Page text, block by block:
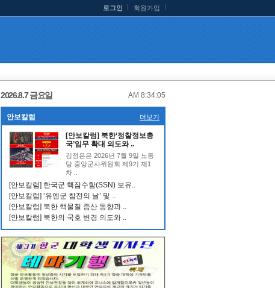
로그인 회원가입
2026.8.7 금요일 AM 8:34:06
안보칼럼 더보기
[안보칼럼] 북한‘정찰정보총
국’임무 확대 의도와 ..
김정은은 2026년 7월 9일 노동
당 중앙군사위원회 제9기 제1
차 ..
[안보칼럼] 한국군 핵잠수함(SSN) 보유..
[안보칼럼] ‘유엔군 참전의 날’ 및 ..
[안보칼럼] 북한 핵물질 증산 동향과 ..
[안보칼럼] 북한의 국호 변경 의도와 ..